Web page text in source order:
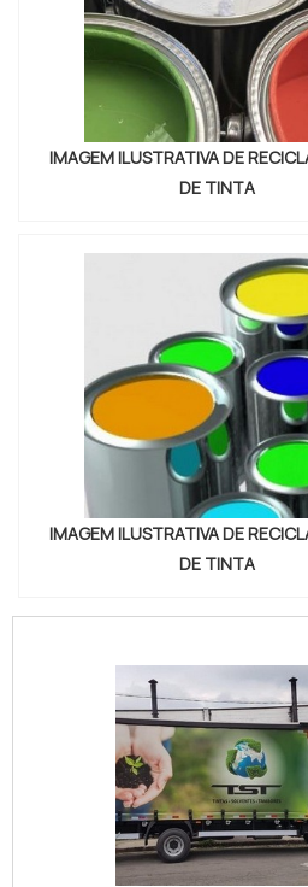
IMAGEM ILUSTRATIVA DE
DE TINTA
IMAGEM ILUSTRATIVA DE
DE TINTA